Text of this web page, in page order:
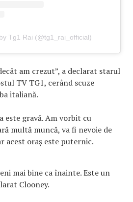
Tg1 Rai (@tg1_rai_official)
am crezut”, a declarat starul
TV TG1, cerând scuze
italiană.
este gravă. Am vorbit cu
multă muncă, va fi nevoie de
acest oraș este puternic.
mai bine ca înainte. Este un
Clooney.